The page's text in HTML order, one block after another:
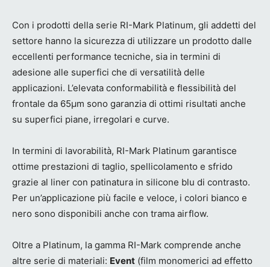
Con i prodotti della serie RI-Mark Platinum, gli addetti del
settore hanno la sicurezza di utilizzare un prodotto dalle
eccellenti performance tecniche, sia in termini di
adesione alle superfici che di versatilità delle
applicazioni. L’elevata conformabilità e flessibilità del
frontale da 65µm sono garanzia di ottimi risultati anche
su superfici piane, irregolari e curve.
In termini di lavorabilità, RI-Mark Platinum garantisce
ottime prestazioni di taglio, spellicolamento e sfrido
grazie al liner con patinatura in silicone blu di contrasto.
Per un’applicazione più facile e veloce, i colori bianco e
nero sono disponibili anche con trama airflow.
Oltre a Platinum, la gamma RI-Mark comprende anche
altre serie di materiali: Event (film monomerici ad effetto